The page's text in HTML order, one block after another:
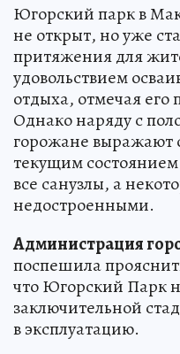
Югорский парк в
не открыт, но уже
притяжения для
удовольствием
отдыха, отмечая его
Однако наряду с
горожане выражают
текущим
все санузлы, а
недостроенными.
Администрация
поспешила
что Югорский Парк
заключительной
в эксплуатацию.